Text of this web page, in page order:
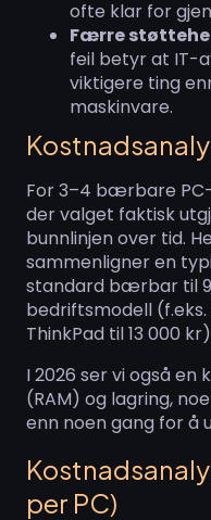
ofte klar for
Færre
feil betyr at IT-
viktigere ting
maskinvare.
For 3–4 bærbare
der valget faktisk
bunnlinjen over tid.
sammenligner en
standard bærbar til
bedriftsmodell (f.eks.
ThinkPad til 13 000
I 2026 ser vi også
(RAM) og lagring,
enn noen gang for å
per PC)